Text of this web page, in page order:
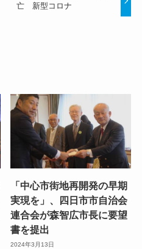
亡 新型コロナ
「中心市街地再開発の早期
実現を」、四日市市自治会
連合会が森智広市長に要望
書を提出
2024年3月13日